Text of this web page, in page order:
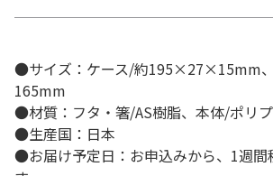
●サイズ：ケース/約195×27×15mm
165mm
●材質：フタ・箸/AS樹脂、本体/ポリ
●生産国：日本
●お届け予定日：お申込みから、1週間